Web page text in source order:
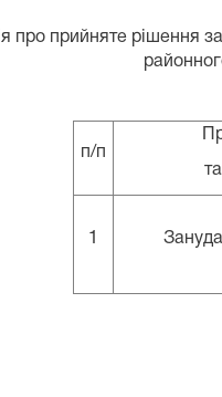
про прийняте рішення
п/п
1